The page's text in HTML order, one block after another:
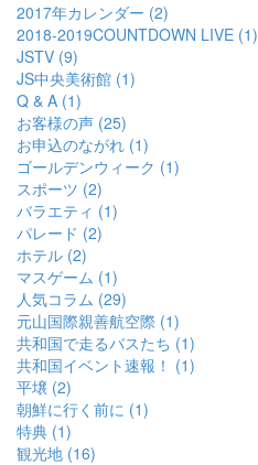
2017年カレンダー (2)
2018-2019COUNTDOWN LIVE (1)
JSTV (9)
JS中央美術館 (1)
Q & A (1)
お客様の声 (25)
お申込のながれ (1)
ゴールデンウィーク (1)
スポーツ (2)
バラエティ (1)
パレード (2)
ホテル (2)
マスゲーム (1)
人気コラム (29)
元山国際親善航空際 (1)
共和国で走るバスたち (1)
共和国イベント速報！ (1)
平壌 (2)
朝鮮に行く前に (1)
特典 (1)
観光地 (16)